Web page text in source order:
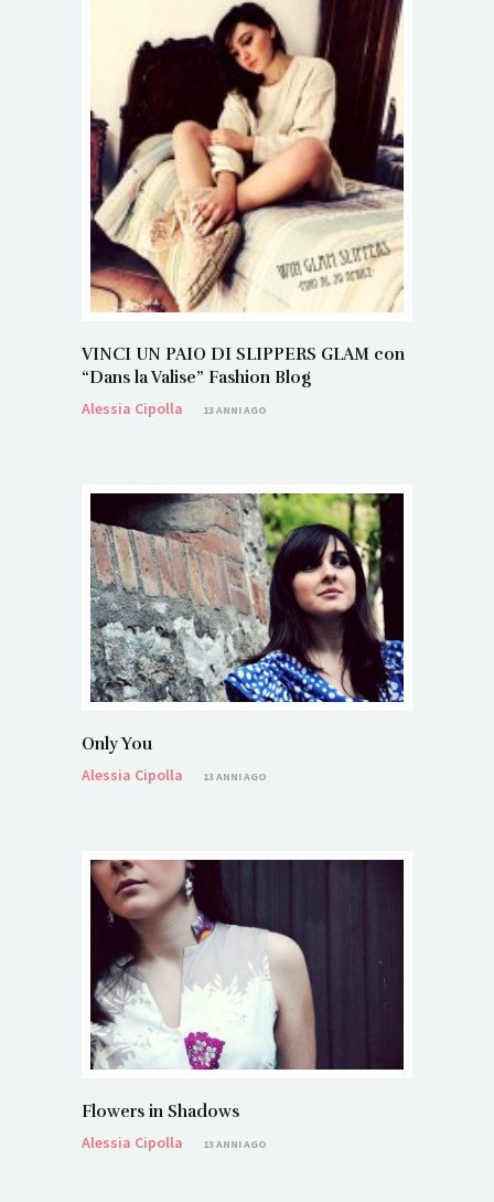
VINCI UN PAIO DI SLIPPERS GLAM con
“Dans la Valise” Fashion Blog
Alessia Cipolla
13 ANNI AGO
Only You
Alessia Cipolla
13 ANNI AGO
Flowers in Shadows
Alessia Cipolla
13 ANNI AGO